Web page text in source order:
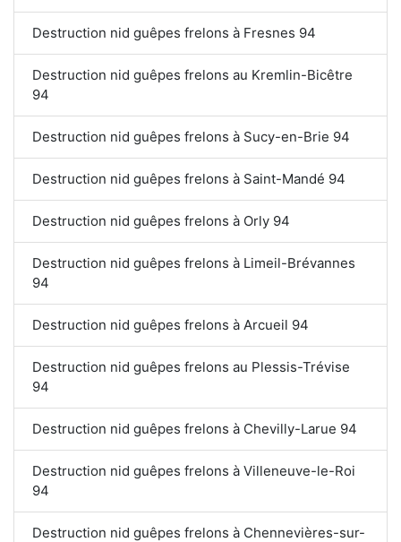
Destruction nid guêpes frelons à Fresnes 94
Destruction nid guêpes frelons au Kremlin-Bicêtre
94
Destruction nid guêpes frelons à Sucy-en-Brie 94
Destruction nid guêpes frelons à Saint-Mandé 94
Destruction nid guêpes frelons à Orly 94
Destruction nid guêpes frelons à Limeil-Brévannes
94
Destruction nid guêpes frelons à Arcueil 94
Destruction nid guêpes frelons au Plessis-Trévise
94
Destruction nid guêpes frelons à Chevilly-Larue 94
Destruction nid guêpes frelons à Villeneuve-le-Roi
94
Destruction nid guêpes frelons à Chennevières-sur-